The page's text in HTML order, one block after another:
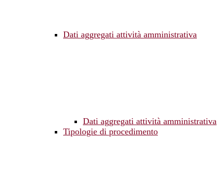
Dati aggregati attività amministrativa
Dati aggregati attività amministrativa
Tipologie di procedimento